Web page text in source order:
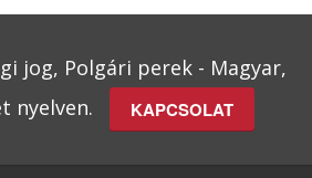
jog, Polgári perek - Magyar,
nyelven.
KAPCSOLAT